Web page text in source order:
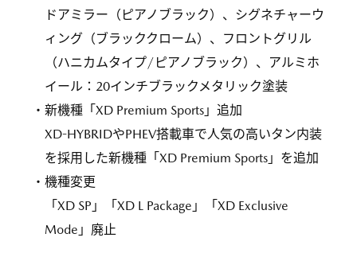
ドアミラー（ピアノブラック）、シグネチャーウ
ィング（ブラッククローム）、フロントグリル
（ハニカムタイプ/ピアノブラック）、アルミホ
イール：20インチブラックメタリック塗装
・新機種「XD Premium Sports」追加
XD-HYBRIDやPHEV搭載車で人気の高いタン内装
を採用した新機種「XD Premium Sports」を追加
・機種変更
「XD SP」「XD L Package」「XD Exclusive
Mode」廃止